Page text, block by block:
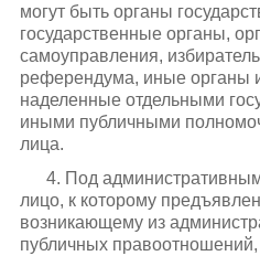
могут быть органы
государственные органы,
самоуправления,
референдума, иные органы
наделенные отдельными
иными публичными
лица.
4. Под
лицо, к которому
возникающему из
публичных